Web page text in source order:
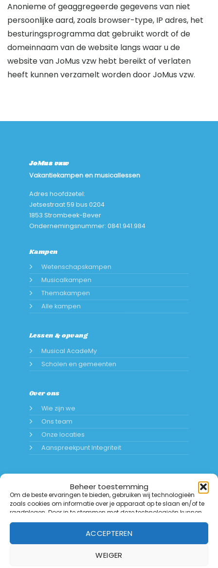
Beheer toestemming
Om de beste ervaringen te bieden, gebruiken wij technologieën
zoals cookies om informatie over je apparaat op te slaan en/of te
raadplegen. Door in te stemmen met deze technologieën kunnen
wij gegevens zoals surfgedrag of unieke ID's op deze website
verwerken. Als je geen toestemming geeft of uw toestemming
intrekt, kan dit een nadelige invloed hebben op bepaalde functies
ACCEPTEREN
WEIGER
Anonieme of geaggregeerde gegevens van niet
persoonlijke aard, zoals browser-type, IP adres, het
besturingsprogramma dat gebruikt wordt of de
domeinnaam van de website langs waar u de
website van JoMus vzw hebt bereikt of verlaten
heeft kunnen verzamelt worden door JoMus vzw.
JoMus vzw
Vakantiekampen en musicallessen
Adres hoofdzetel:
Jetsestraat 59 bus 0204
1853 Strombeek-Bever
Ondernemingsnummer: 0841.941.984
Kampen
Wetenschapskampen
Musicalkampen
Themakampen
Alle kampen
Lessen & opvang
Musical AcadeMy
Scholen en gemeenten
Over ons
Wie zijn we
Ons team
Onze locaties
Aanspreekpunt Integriteit